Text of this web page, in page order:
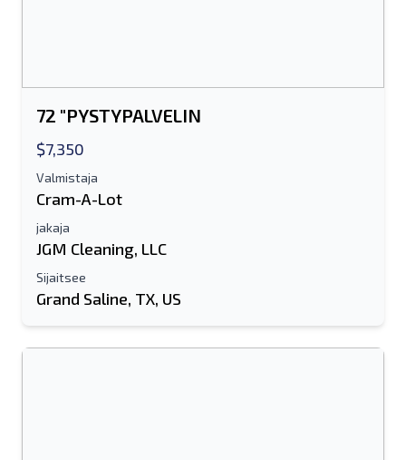
Koko nimi
Sähköpostiosoite
Matkapuhelin
72 "PYSTYPALVELIN
$7,350
Valmistaja
Cram-A-Lot
jakaja
JGM Cleaning, LLC
Sijaitsee
Grand Saline, TX, US
Tekstiluettelo mobiililaitteelle
Koko nimesi